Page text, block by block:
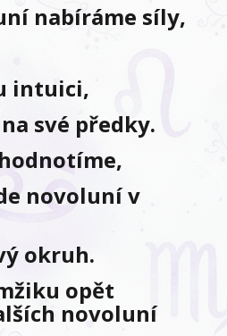
nabíráme síly,
intuici,
své předky.
novoluní v
okruh.
opět
novoluní